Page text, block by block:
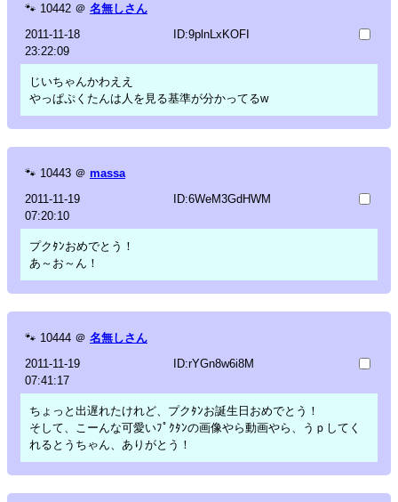
🐾 10442 ＠ 名無しさん
2011-11-18
23:22:09
ID:9plnLxKOFI
じいちゃんかわええ
やっぱぷくたんは人を見る基準が分かってるw
🐾 10443 ＠ massa
2011-11-19
07:20:10
ID:6WeM3GdHWM
プクﾀﾝおめでとう！
あ～お～ん！
🐾 10444 ＠ 名無しさん
2011-11-19
07:41:17
ID:rYGn8w6i8M
ちょっと出遅れたけれど、プクﾀﾝお誕生日おめでとう！
そして、こーんな可愛いﾌﾟｸﾀﾝの画像やら動画やら、うｐしてく
れるとうちゃん、ありがとう！